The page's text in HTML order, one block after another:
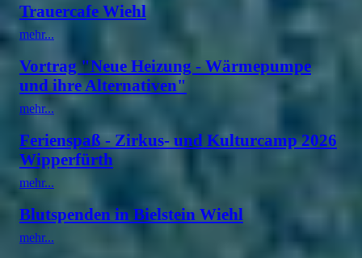
Trauercafe Wiehl
mehr...
Vortrag "Neue Heizung - Wärmepumpe
und ihre Alternativen"
mehr...
Ferienspaß - Zirkus- und Kulturcamp 2026
Wipperfürth
mehr...
Blutspenden in Bielstein Wiehl
mehr...